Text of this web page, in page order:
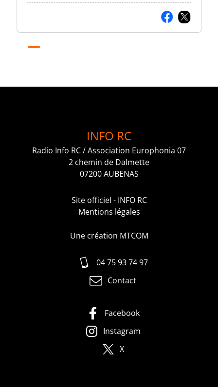
INFO RC
Radio Info RC / Association Europhonia 07
2 chemin de Dalmette
07200 AUBENAS
Site officiel - INFO RC
Mentions légales
Une création MTCOM
04 75 93 74 97
Contact
Facebook
Instagram
X